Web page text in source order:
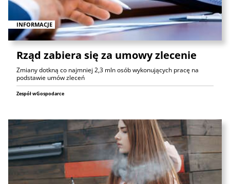
INFORMACJE
Rząd zabiera się za umowy zlecenie
Zmiany dotkną co najmniej 2,3 mln osób wykonujących pracę na
podstawie umów zleceń
Zespół wGospodarce